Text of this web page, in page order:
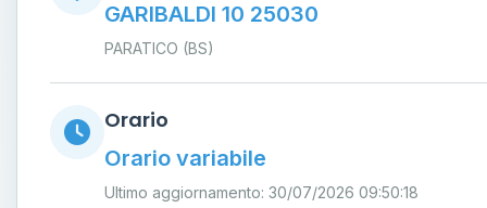
GARIBALDI 10 25030
PARATICO (BS)
Orario
Orario variabile
Ultimo aggiornamento: 30/07/2026 09:50:18